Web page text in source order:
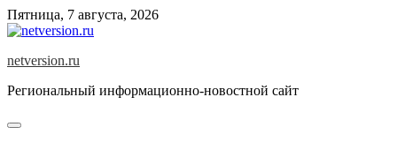
Skip
to
Пятница, 7 августа, 2026
netversion.ru
Региональный информационно-новостной сайт